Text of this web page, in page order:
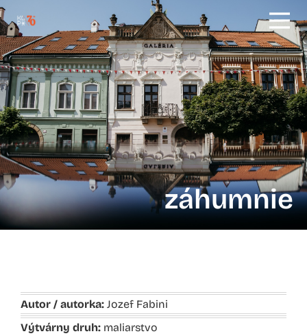
záhumnie
Autor / autorka: Jozef Fabini
Výtvárny druh: maliarstvo